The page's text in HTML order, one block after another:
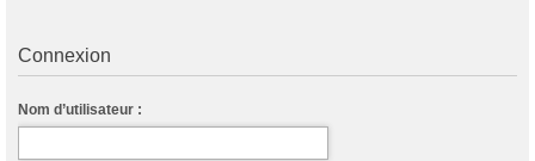
Connexion
Nom d’utilisateur :